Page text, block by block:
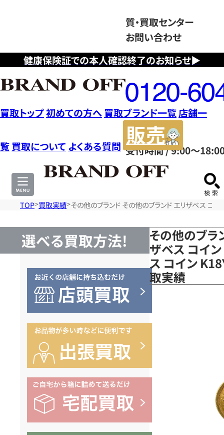
健康保険証での本人確認終了のお知らせ▶
質・買取センター
お問い合わせ
フ
リ
ー
ダ
イ
ヤ
ル
0120604117
受付時間 / 9:00～
買取トップ初めての方へ 買取ブランド一覧店舗一
覧 買取について よくある質問
サ
TOP 買取実績 その他のブランド その他のブランド エリザベス コ
選べる買取方法!
その他のブラ
ザベス コイン
ス コイン
取実績